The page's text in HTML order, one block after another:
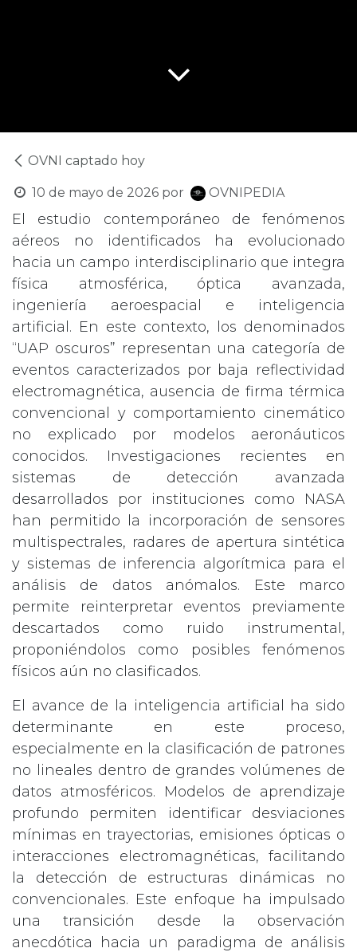
OVNI captado hoy
10 de mayo de 2026 por OVNIPEDIA
El estudio contemporáneo de fenómenos
aéreos no identificados ha evolucionado
hacia un campo interdisciplinario que integra
física atmosférica, óptica avanzada,
ingeniería aeroespacial e inteligencia
artificial. En este contexto, los denominados
“UAP oscuros” representan una categoría de
eventos caracterizados por baja reflectividad
electromagnética, ausencia de firma térmica
convencional y comportamiento cinemático
no explicado por modelos aeronáuticos
conocidos. Investigaciones recientes en
sistemas de detección avanzada
desarrollados por instituciones como NASA
han permitido la incorporación de sensores
multispectrales, radares de apertura sintética
y sistemas de inferencia algorítmica para el
análisis de datos anómalos. Este marco
permite reinterpretar eventos previamente
descartados como ruido instrumental,
proponiéndolos como posibles fenómenos
físicos aún no clasificados.
El avance de la inteligencia artificial ha sido
determinante en este proceso,
especialmente en la clasificación de patrones
no lineales dentro de grandes volúmenes de
datos atmosféricos. Modelos de aprendizaje
profundo permiten identificar desviaciones
mínimas en trayectorias, emisiones ópticas o
interacciones electromagnéticas, facilitando
la detección de estructuras dinámicas no
convencionales. Este enfoque ha impulsado
una transición desde la observación
anecdótica hacia un paradigma de análisis